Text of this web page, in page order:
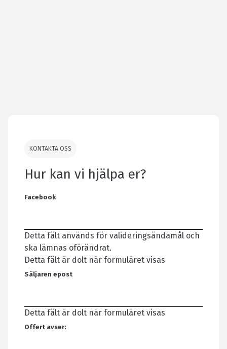
KONTAKTA OSS
Hur kan vi hjälpa er?
Facebook
Detta fält används för valideringsändamål och
ska lämnas oförändrat.
Detta fält är dolt när formuläret visas
Säljaren epost
Detta fält är dolt när formuläret visas
Offert avser: